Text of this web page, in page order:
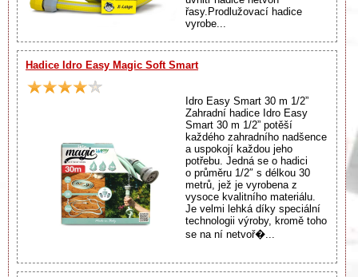
řasy.Prodlužovací hadice
vyrobe...
Hadice Idro Easy Magic Soft Smart
Idro Easy Smart 30 m 1/2”
Zahradní hadice Idro Easy
Smart 30 m 1/2” potěší
každého zahradního nadšence
a uspokojí každou jeho
potřebu. Jedná se o hadici
o průměru 1/2″ s délkou 30
metrů, jež je vyrobena z
vysoce kvalitního materiálu.
Je velmi lehká díky speciální
technologii výroby, kromě toho
se na ní netvoř�...